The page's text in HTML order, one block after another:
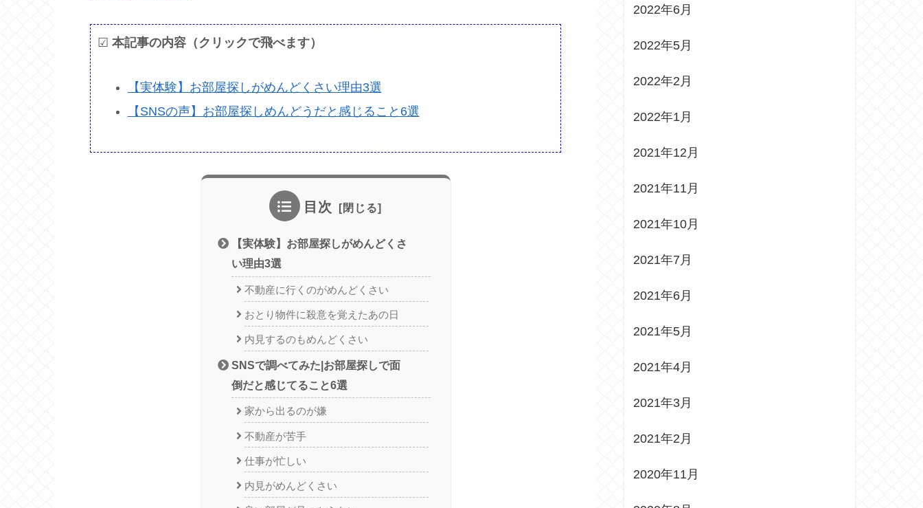
☑ 本記事の内容（クリックで飛べます）
【実体験】お部屋探しがめんどくさい理由3選
【SNSの声】お部屋探しめんどうだと感じること6選
目次
【実体験】お部屋探しがめんどくさ
い理由3選
不動産に行くのがめんどくさい
おとり物件に殺意を覚えたあの日
内見するのもめんどくさい
SNSで調べてみた|お部屋探しで面
倒だと感じてること6選
家から出るのが嫌
不動産が苦手
仕事が忙しい
内見がめんどくさい
2022年6月
2022年5月
2022年2月
2022年1月
2021年12月
2021年11月
2021年10月
2021年7月
2021年6月
2021年5月
2021年4月
2021年3月
2021年2月
2020年11月